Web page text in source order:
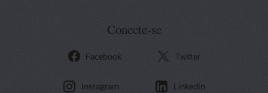
Conecte-se
Facebook Twitter
Instagram LinkedIn